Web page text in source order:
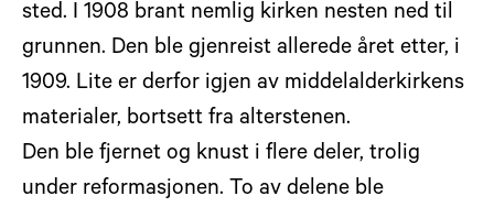
sted. I 1908 brant nemlig kirken nesten ned til
grunnen. Den ble gjenreist allerede året etter, i
1909. Lite er derfor igjen av middelalderkirkens
materialer, bortsett fra alterstenen.
Den ble fjernet og knust i flere deler, trolig
under reformasjonen. To av delene ble